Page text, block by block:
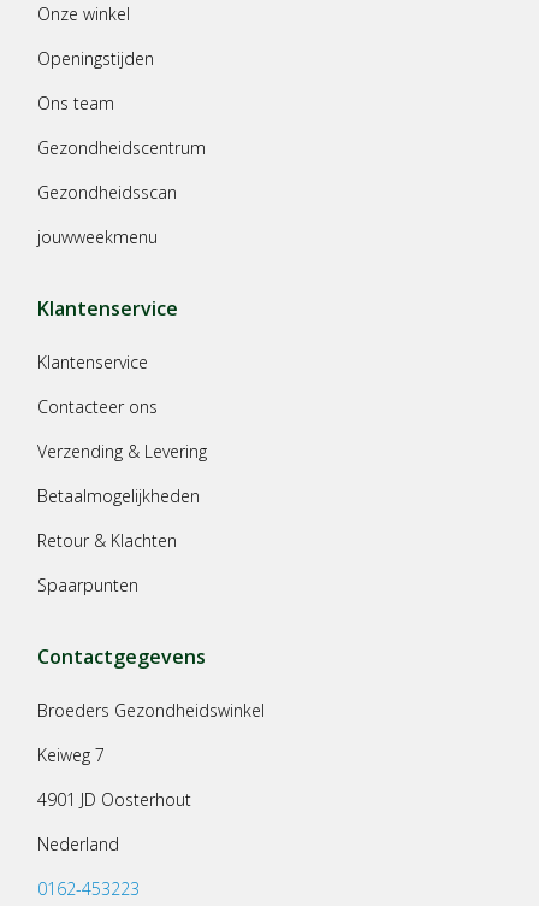
Onze winkel
Openingstijden
Ons team
Gezondheidscentrum
Gezondheidsscan
jouwweekmenu
Klantenservice
Klantenservice
Contacteer ons
Verzending & Levering
Betaalmogelijkheden
Retour & Klachten
Spaarpunten
Contactgegevens
Broeders Gezondheidswinkel
Keiweg 7
4901 JD Oosterhout
Nederland
0162-453223